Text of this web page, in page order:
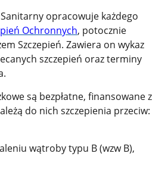
opracowuje każdego
Ochronnych, potocznie
Szczepień. Zawiera on wykaz
szczepień oraz terminy
są bezpłatne, finansowane z
do nich szczepienia przeciw:
wątroby typu B (wzw B),